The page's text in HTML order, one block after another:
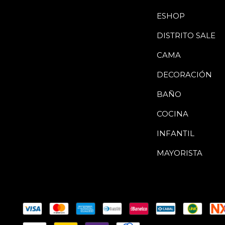
ESHOP
DISTRITO SALE
CAMA
DECORACIÓN
BAÑO
COCINA
INFANTIL
MAYORISTA